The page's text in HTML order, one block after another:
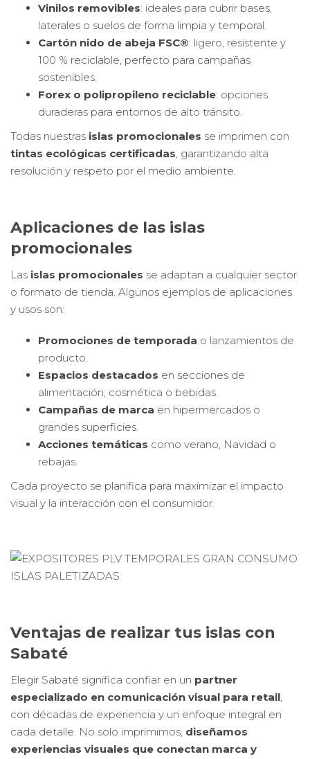
Vinilos removibles: ideales para cubrir bases,
laterales o suelos de forma limpia y temporal.
Cartón nido de abeja FSC®: ligero, resistente y
100 % reciclable, perfecto para campañas
sostenibles.
Forex o polipropileno reciclable: opciones
duraderas para entornos de alto tránsito.
Todas nuestras islas promocionales se imprimen con
tintas ecológicas certificadas , garantizando alta
resolución y respeto por el medio ambiente.
Aplicaciones de las islas
promocionales
Las islas promocionales se adaptan a cualquier sector
o formato de tienda. Algunos ejemplos de aplicaciones
y usos son:
Promociones de temporada o lanzamientos de
producto.
Espacios destacados en secciones de
alimentación, cosmética o bebidas.
Campañas de marca en hipermercados o
grandes superficies.
Acciones temáticas como verano, Navidad o
rebajas.
Cada proyecto se planifica para maximizar el impacto
visual y la interacción con el consumidor.
Ventajas de realizar tus islas con
Sabaté
Elegir Sabaté significa confiar en un partner
especializado en comunicación visual para retail
con décadas de experiencia y un enfoque integral en
cada detalle. No solo imprimimos, diseñamos
experiencias visuales que conectan marca y